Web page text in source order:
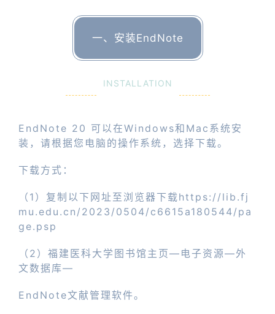
一、安装EndNote
INSTALLATION
EndNote 20 可以在Windows和Mac系统安
装，请根据您电脑的操作系统，选择下载。
下载方式：
（1）复制以下网址至浏览器下载https://lib.fj
mu.edu.cn/2023/0504/c6615a180544/pa
ge.psp
（2）福建医科大学图书馆主页—电子资源—外
文数据库—
EndNote文献管理软件。